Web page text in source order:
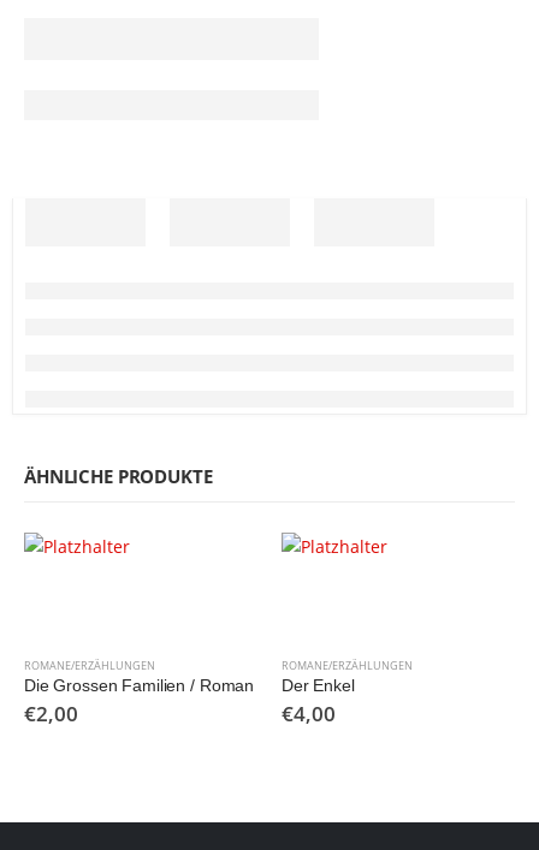
ÄHNLICHE PRODUKTE
ROMANE/ERZÄHLUNGEN
Die Grossen Familien / Roman
€2,00
ROMANE/ERZÄHLUNGEN
Der Enkel
€4,00